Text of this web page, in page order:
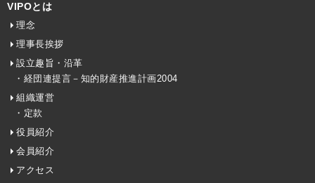
VIPOとは
理念
理事長挨拶
設立趣旨・沿革
・経団連提言－知的財産推進計画2004
組織運営
・定款
役員紹介
会員紹介
アクセス